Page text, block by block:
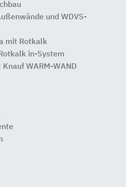
und WDVS-
mit Rotkalk
in-System
WARM-WAND